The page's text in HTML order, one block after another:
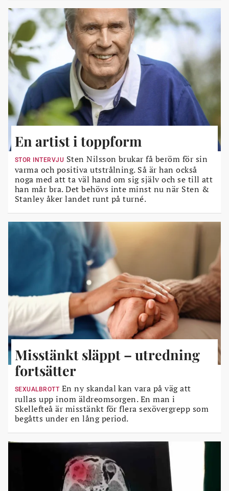
En artist i toppform
STOR INTERVJU Sten Nilsson brukar få beröm för sin
varma och positiva utstrålning. Så är han också
noga med att ta väl hand om sig själv och se till att
han mår bra. Det behövs inte minst nu när Sten &
Stanley åker landet runt på turné.
Misstänkt släppt – utredning
fortsätter
SEXUALBROTT En ny skandal kan vara på väg att
rullas upp inom äldreomsorgen. En man i
Skellefteå är misstänkt för flera sexövergrepp som
begåtts under en lång period.